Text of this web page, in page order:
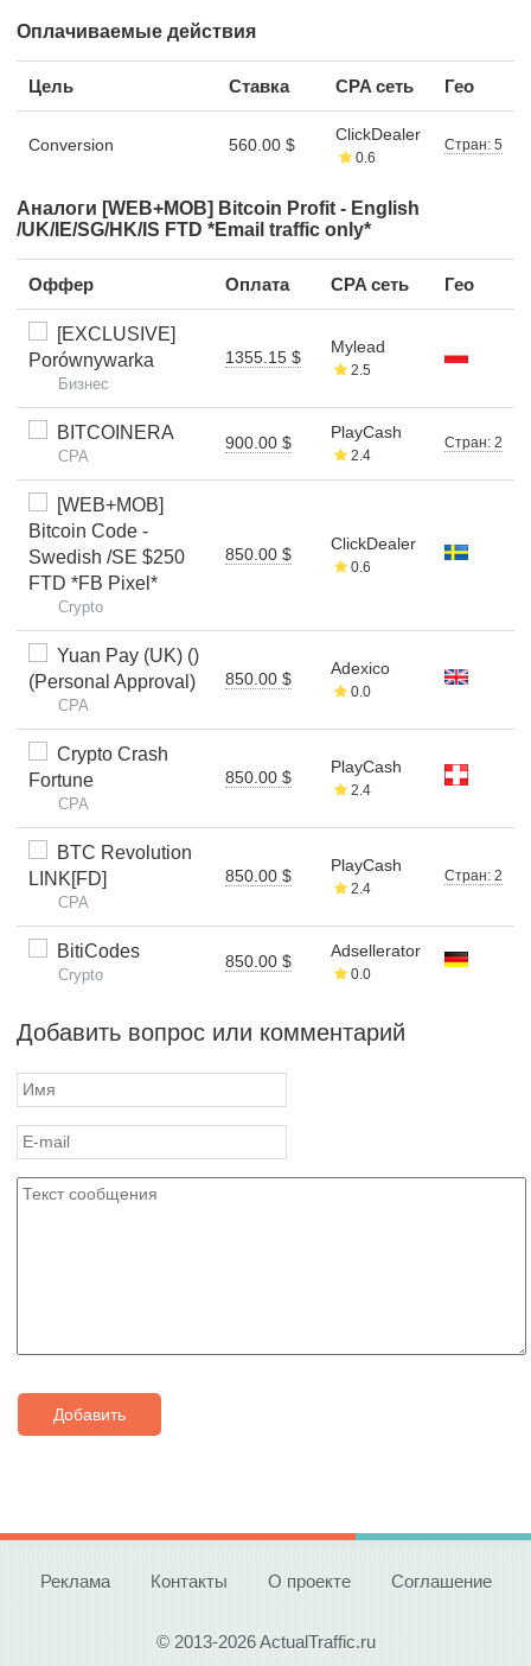
Оплачиваемые действия
Цель Ставка CPA сеть Гео
Conversion 560.00 $
ClickDealer
0.6
Стран: 5
Аналоги [WEB+MOB] Bitcoin Profit - English
/UK/IE/SG/HK/IS FTD *Email traffic only*
Оффер Оплата CPA сеть Гео
[EXCLUSIVE]
Porównywarka
Бизнес
1355.15 $
Mylead
2.5
BITCOINERA
CPA
900.00 $
PlayCash
2.4
Стран: 2
[WEB+MOB]
Bitcoin Code -
Swedish /SE $250
FTD *FB Pixel*
Crypto
850.00 $
ClickDealer
0.6
Yuan Pay (UK) ()
(Personal Approval)
CPA
850.00 $
Adexico
0.0
Crypto Crash
Fortune
CPA
850.00 $
PlayCash
2.4
BTC Revolution
LINK[FD]
CPA
850.00 $
PlayCash
2.4
Стран: 2
BitiCodes
Crypto
850.00 $
Adsellerator
0.0
Добавить вопрос или комментарий
Добавить
Реклама Контакты О проекте Соглашение
© 2013-2026 ActualTraffic.ru